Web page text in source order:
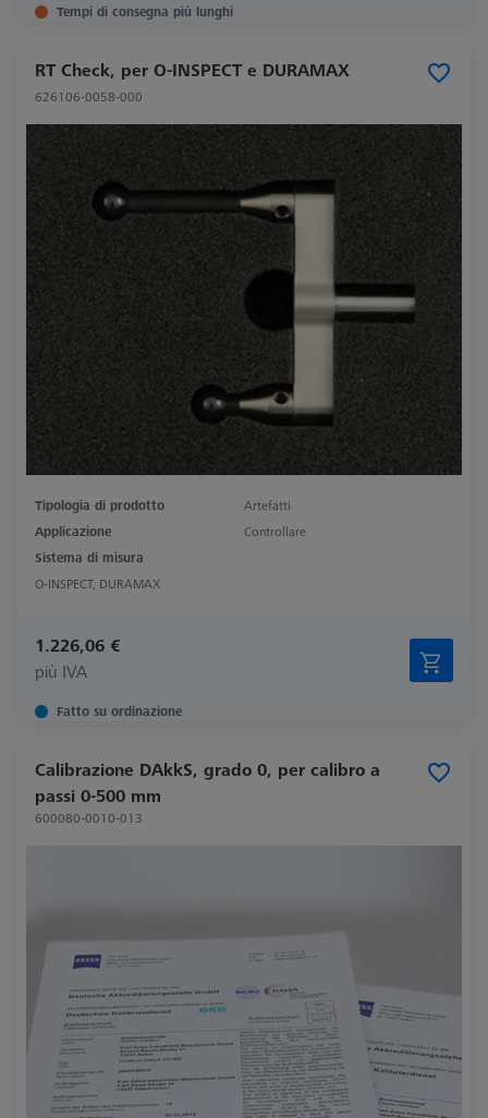
Tempi di consegna più lunghi
RT Check, per O-INSPECT e DURAMAX
626106-0058-000
Tipologia di prodotto
Artefatti
Applicazione
Controllare
Sistema di misura
O-INSPECT, DURAMAX
1.226,06 €
più IVA
Fatto su ordinazione
Calibrazione DAkkS, grado 0, per calibro a
passi 0-500 mm
600080-0010-013